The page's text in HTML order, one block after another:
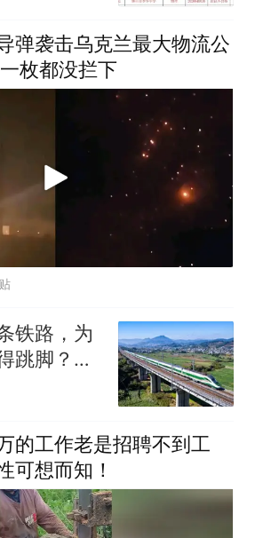
弹袭击乌克兰最大物流公
枚都没拦下
铁路，为
跳脚？专
的工作老是招聘不到工
可想而知！